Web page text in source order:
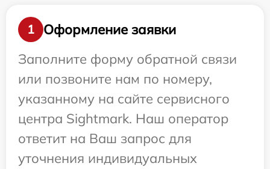
1
Оформление заявки
Заполните форму обратной связи
или позвоните нам по номеру,
указанному на сайте сервисного
центра Sightmark. Наш оператор
ответит на Ваш запрос для
уточнения индивидуальных